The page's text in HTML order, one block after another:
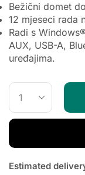
Bežični domet
12 mjeseci rada
Radi s
AUX, USB-A,
uređajima.
Estimated